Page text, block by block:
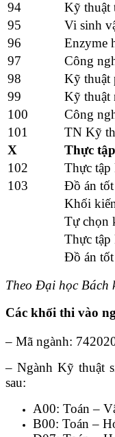
94
Kỹ thuật
95
Vi sinh
96
Enzyme
97
Công
98
Kỹ thuật
99
Kỹ thuật
100
Công
101
TN Kỹ
X
Thực
102
Thực
103
Đồ án
Khối
Tự chọn
Thực tập
Đồ án
Theo Đại học Bách
Các khối thi vào
– Mã ngành:
– Ngành Kỹ thuật
sau:
A00: Toán –
B00: Toán –